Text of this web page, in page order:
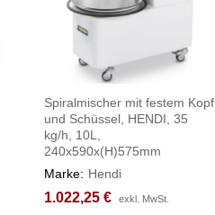
Spiralmischer mit festem Kopf
und Schüssel, HENDI, 35
kg/h, 10L,
240x590x(H)575mm
Marke: Hendi
1.022,25 € exkl. MwSt.
1.022,25 € exkl. MwSt.